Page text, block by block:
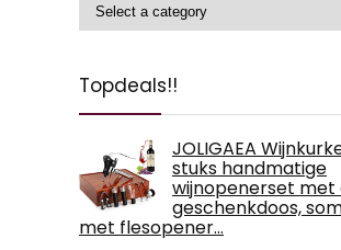
Topdeals!!
JOLIGAEA
stuks handmatige
wijnopenerset
geschenkdoos,
met flesopener…